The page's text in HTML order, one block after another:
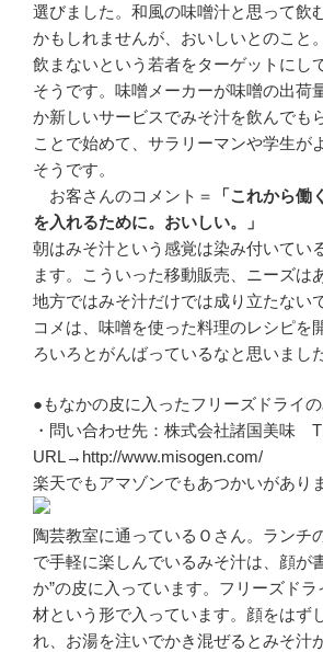
選びました。和風の味噌汁と思って飲
かもしれませんが、おいしいとのこと
飲まないという若者をターゲットにし
そうです。味噌メーカーが味噌の出荷
か新しいサービスでみそ汁を飲んでも
ことで始めて、サラリーマンや学生が
そうです。
お客さんのコメント＝
「これから働
を入れるために。おいしい。」
朝はみそ汁という感覚は染み付いてい
ます。こういった移動販売、ニーズは
地方ではみそ汁だけでは成り立たない
コメは、味噌を使った料理のレシピを
ろいろとがんばっているなと思いました
●もなかの皮に入ったフリーズドライ
・問い合わせ先：株式会社諸国美味
URL→http://www.misogen.com/
楽天でもアマゾンでもあつかいがあり
陶芸教室に通っているＯさん。ランチ
で手軽に楽しんでいるみそ汁は、顔が
か”の皮に入っています。フリーズド
材という形で入っています。顔をはず
れ、お湯を注いでかき混ぜるとみそ汁